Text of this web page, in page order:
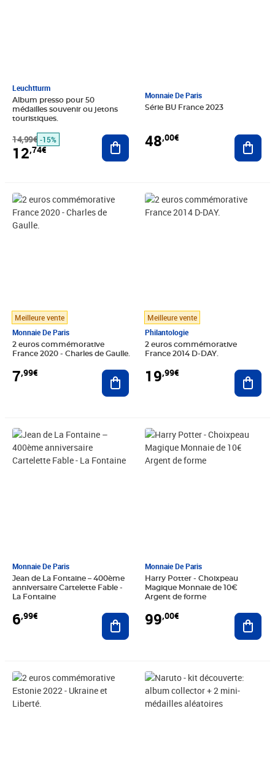
Leuchtturm
Album presso pour 50
médailles souvenir ou jetons
touristiques.
14,99€ -15%
12,74€
Ajouter au panier
Monnaie De Paris
Série BU France 2023
48,00€
Meilleure vente
Monnaie De Paris
2 euros commémorative
France 2020 - Charles de Gaulle.
7,99€
Prix 7,99€
Ajouter au panier
Meilleure vente
Philantologie
2 euros commémorative
France 2014 D-DAY.
19,99€
Prix 19,99€
Monnaie De Paris
Jean de La Fontaine – 400ème
anniversaire Cartelette Fable -
La Fontaine
6,99€
Prix 6,99€
Ajouter au panier
Monnaie De Paris
Harry Potter - Choixpeau
Magique Monnaie de 10€
Argent de forme
99,00€
Prix 99,00€
Prix 6,99€ Prix 19,98€